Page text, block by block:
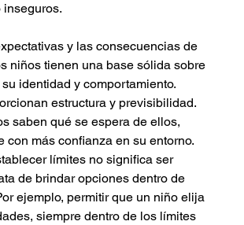
y las consecuencias de
niños tienen una base sólida sobre
identidad y comportamiento.
estructura y previsibilidad.
saben qué se espera de ellos,
con más confianza en su entorno.
límites no significa ser
de brindar opciones dentro de
ejemplo, permitir que un niño elija
siempre dentro de los límites